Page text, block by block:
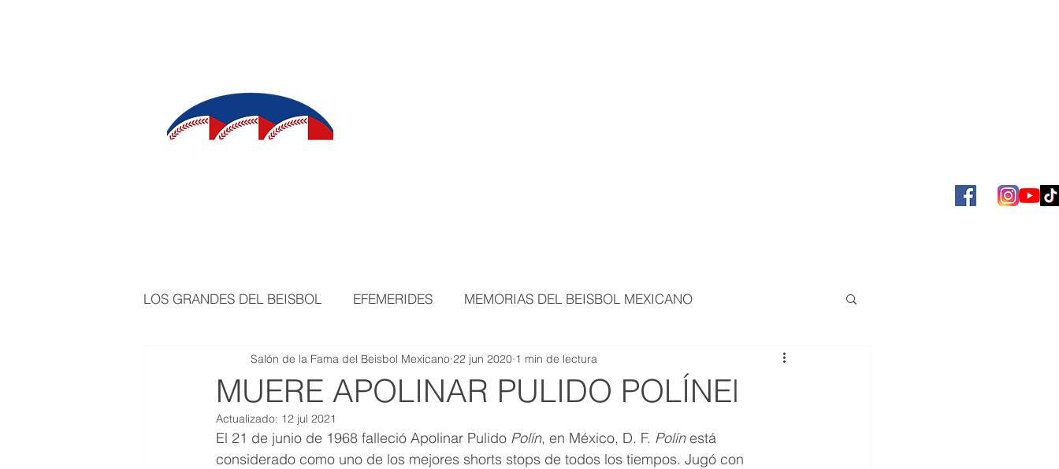
LOS GRANDES DEL BEISBOL EFEMERIDES MEMORIAS DEL BEISBOL MEXICANO
QR JOYAS DE COLECCION
MUERE APOLINAR PULIDO POLÍNEl
Salón de la Fama del Beisbol Mexicano 22 jun 2020 1 min de lectura
Actualizado: 12 jul 2021
El 21 de junio de 1968 falleció Apolinar Pulido Polín, en México, D. F. Polín está
considerado como uno de los mejores shorts stops de todos los tiempos. Jugó con